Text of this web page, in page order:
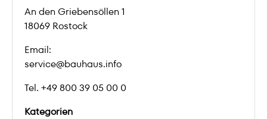
An den Griebensöllen 1
18069 Rostock
Email:
service@bauhaus.info
Tel. +49 800 39 05 00 0
Kategorien